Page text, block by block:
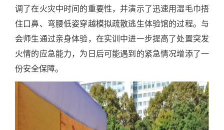
调了在火灾中时间的重要性，并演示了迅速用湿毛巾捂
住口鼻、弯腰低姿穿越模拟疏散逃生体验馆的过程。与
会师生通过亲身体验，在实训中进一步提高了处置突发
火情的应急能力，为日后可能遇到的紧急情况增添了一
份安全保障。